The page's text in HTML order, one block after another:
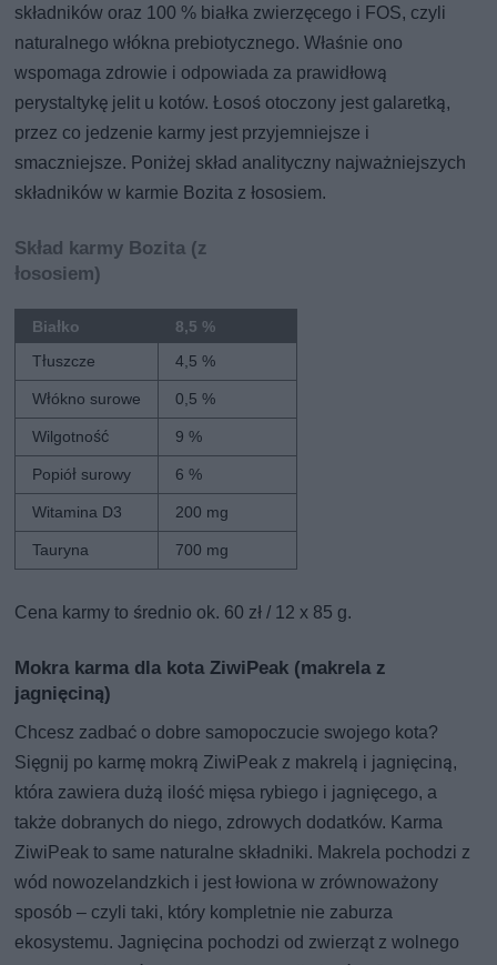
składników oraz 100 % białka zwierzęcego i FOS, czyli
naturalnego włókna prebiotycznego. Właśnie ono
wspomaga zdrowie i odpowiada za prawidłową
perystaltykę jelit u kotów. Łosoś otoczony jest galaretką,
przez co jedzenie karmy jest przyjemniejsze i
smaczniejsze. Poniżej skład analityczny najważniejszych
składników w karmie Bozita z łososiem.
Skład karmy Bozita (z
łososiem)
Białko
8,5 %
Tłuszcze
4,5 %
Włókno surowe 0,5 %
Wilgotność 9 %
Popiół surowy 6 %
Witamina D3 200 mg
Tauryna 700 mg
Cena karmy to średnio ok. 60 zł / 12 x 85 g.
Mokra karma dla kota ZiwiPeak (makrela z
jagnięciną)
Chcesz zadbać o dobre samopoczucie swojego kota?
Sięgnij po karmę mokrą ZiwiPeak z makrelą i jagnięciną,
która zawiera dużą ilość mięsa rybiego i jagnięcego, a
także dobranych do niego, zdrowych dodatków. Karma
ZiwiPeak to same naturalne składniki. Makrela pochodzi z
wód nowozelandzkich i jest łowiona w zrównoważony
sposób – czyli taki, który kompletnie nie zaburza
ekosystemu. Jagnięcina pochodzi od zwierząt z wolnego